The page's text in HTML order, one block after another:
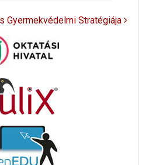
Gyermekvédelmi Stratégiája